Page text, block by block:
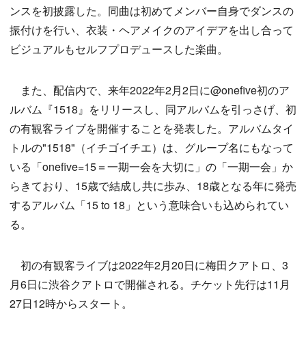
ンスを初披露した。同曲は初めてメンバー自身でダンスの
振付けを行い、衣装・ヘアメイクのアイデアを出し合って
ビジュアルもセルフプロデュースした楽曲。
また、配信内で、来年2022年2月2日に@onefive初のア
ルバム『1518』をリリースし、同アルバムを引っさげ、初
の有観客ライブを開催することを発表した。アルバムタイ
トルの"1518"（イチゴイチエ）は、グループ名にもなって
いる「onefive=15＝一期一会を大切に」の「一期一会」か
らきており、15歳で結成し共に歩み、18歳となる年に発売
するアルバム「15 to 18」という意味合いも込められてい
る。
初の有観客ライブは2022年2月20日に梅田クアトロ、3
月6日に渋谷クアトロで開催される。チケット先行は11月
27日12時からスタート。